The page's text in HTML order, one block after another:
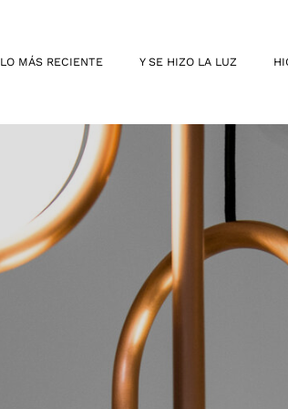
LO MÁS RECIENTE Y SE HIZO LA LUZ